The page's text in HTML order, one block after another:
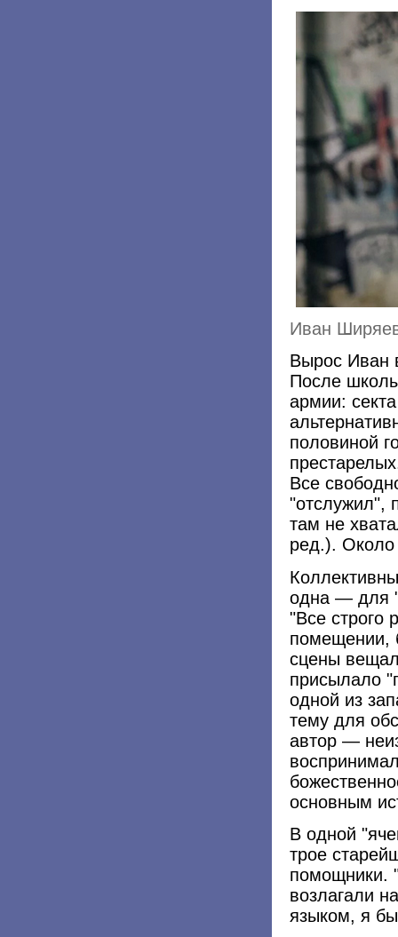
Иван
Вырос Иван
После
армии:
половиной
Все
"отслужил",
там не
ред.).
одна — для
"Все строго
помещении,
сцены
присылало
одной из
тему для
автор —
основным
В одной
трое
помощники.
возлагали
языком, я